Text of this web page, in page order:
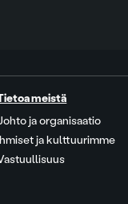
meistä
ja organisaatio
ja kulttuurimme